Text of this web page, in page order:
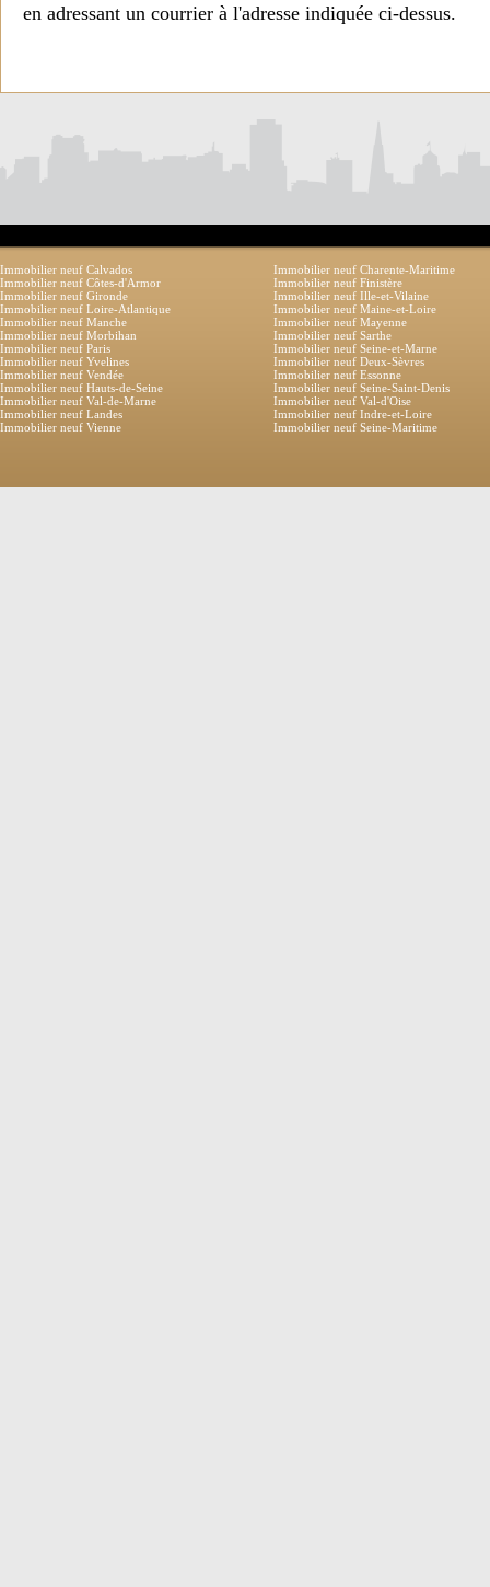
en adressant un courrier à l'adresse indiquée ci-dessus.
Immobilier neuf Calvados
Immobilier neuf Charente-Maritime
Immobilier neuf Côtes-d'Armor
Immobilier neuf Finistère
Immobilier neuf Gironde
Immobilier neuf Ille-et-Vilaine
Immobilier neuf Loire-Atlantique
Immobilier neuf Maine-et-Loire
Immobilier neuf Manche
Immobilier neuf Mayenne
Immobilier neuf Morbihan
Immobilier neuf Sarthe
Immobilier neuf Paris
Immobilier neuf Seine-et-Marne
Immobilier neuf Yvelines
Immobilier neuf Deux-Sèvres
Immobilier neuf Vendée
Immobilier neuf Essonne
Immobilier neuf Hauts-de-Seine
Immobilier neuf Seine-Saint-Denis
Immobilier neuf Val-de-Marne
Immobilier neuf Val-d'Oise
Immobilier neuf Landes
Immobilier neuf Indre-et-Loire
Immobilier neuf Vienne
Immobilier neuf Seine-Maritime